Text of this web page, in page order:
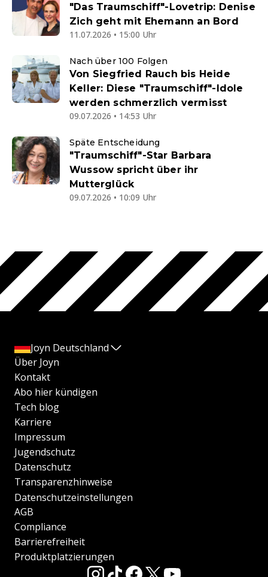
"Das Traumschiff"-Lovetrip: Denise
Zich geht mit Ehemann an Bord
11.07.2026 • 15:00 Uhr
Nach über 100 Folgen
Von Siegfried Rauch bis Heide
Keller: Diese "Traumschiff"-Idole
werden schmerzlich vermisst
09.07.2026 • 14:53 Uhr
Späte Entscheidung
"Traumschiff"-Star Barbara
Wussow spricht über ihr
Mutterglück
09.07.2026 • 10:09 Uhr
Joyn Deutschland
Über Joyn
Kontakt
Abo hier kündigen
Tech blog
Karriere
Impressum
Jugendschutz
Datenschutz
Transparenzhinweise
Datenschutzeinstellungen
AGB
Compliance
Barrierefreiheit
Produktplatzierungen